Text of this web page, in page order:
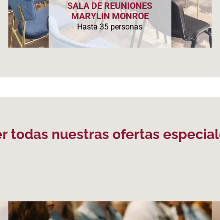
SALA DE REUNIONES
MARYLIN MONROE
Hasta 35 personas
todas nuestras ofertas